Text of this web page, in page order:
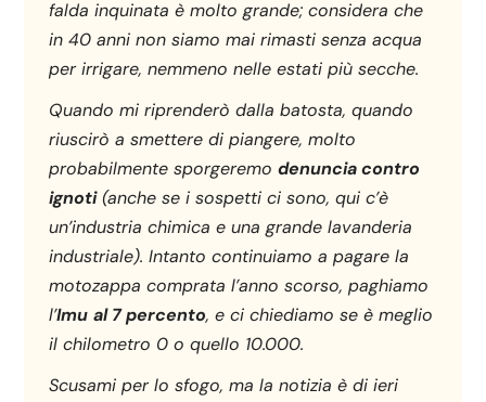
falda inquinata è molto grande; considera che
in 40 anni non siamo mai rimasti senza acqua
per irrigare, nemmeno nelle estati più secche.
Quando mi riprenderò dalla batosta, quando
riuscirò a smettere di piangere, molto
probabilmente sporgeremodenuncia contro
ignoti(anche se i sospetti ci sono, qui c’è
un’industria chimica e una grande lavanderia
industriale). Intanto continuiamo a pagare la
motozappa comprata l’anno scorso, paghiamo
l’Imu al 7 percento, e ci chiediamo se è meglio
il chilometro 0 o quello 10.000.
Scusami per lo sfogo, ma la notizia è di ieri